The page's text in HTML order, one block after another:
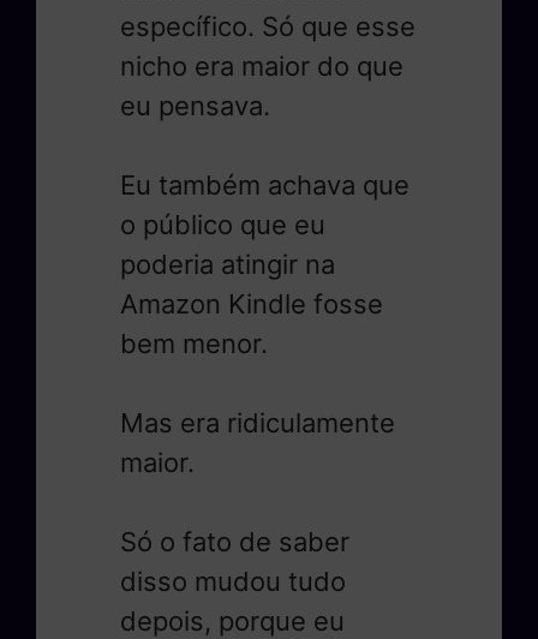
específico. Só que esse
nicho era maior do que
eu pensava.
Eu também achava que
o público que eu
poderia atingir na
Amazon Kindle fosse
bem menor.
Mas era ridiculamente
maior.
Só o fato de saber
disso mudou tudo
depois, porque eu